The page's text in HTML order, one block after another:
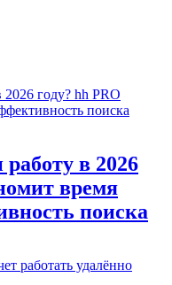
в 2026
время
поиска